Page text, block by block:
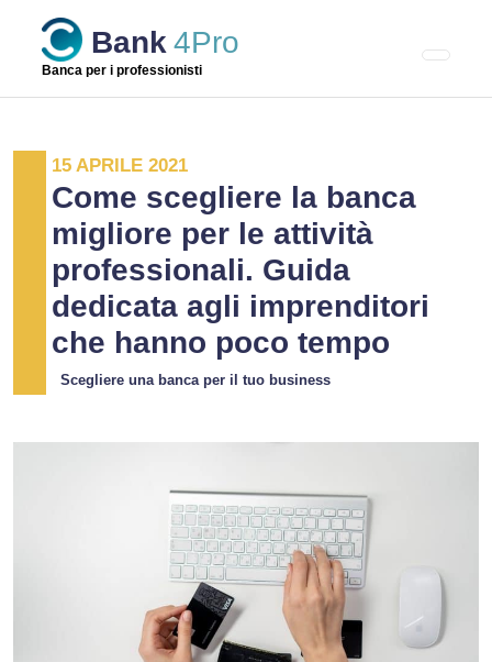
content
Bank 4Pro
Banca per i professionisti
15 APRILE 2021
Come scegliere la banca
migliore per le attività
professionali. Guida
dedicata agli imprenditori
che hanno poco tempo
Scegliere una banca per il tuo business